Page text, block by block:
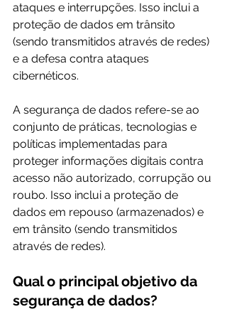
ataques e interrupções. Isso inclui a
proteção de dados em trânsito
(sendo transmitidos através de redes)
e a defesa contra ataques
cibernéticos.
A segurança de dados refere-se ao
conjunto de práticas, tecnologias e
políticas implementadas para
proteger informações digitais contra
acesso não autorizado, corrupção ou
roubo. Isso inclui a proteção de
dados em repouso (armazenados) e
em trânsito (sendo transmitidos
através de redes).
Qual o principal objetivo da
segurança de dados?